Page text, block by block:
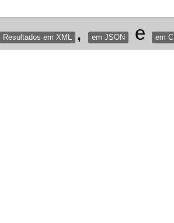
Resultados em XML , em JSON e em